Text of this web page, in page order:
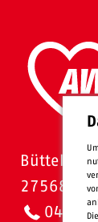
Bütteler
27568
0471